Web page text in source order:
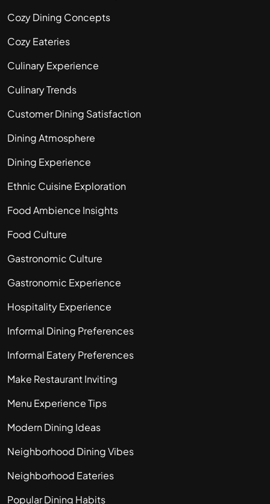
Cozy Dining Concepts
Cozy Eateries
Culinary Experience
Culinary Trends
Customer Dining Satisfaction
Dining Atmosphere
Dining Experience
Ethnic Cuisine Exploration
Food Ambience Insights
Food Culture
Gastronomic Culture
Gastronomic Experience
Hospitality Experience
Informal Dining Preferences
Informal Eatery Preferences
Make Restaurant Inviting
Menu Experience Tips
Modern Dining Ideas
Neighborhood Dining Vibes
Neighborhood Eateries
Popular Dining Habits